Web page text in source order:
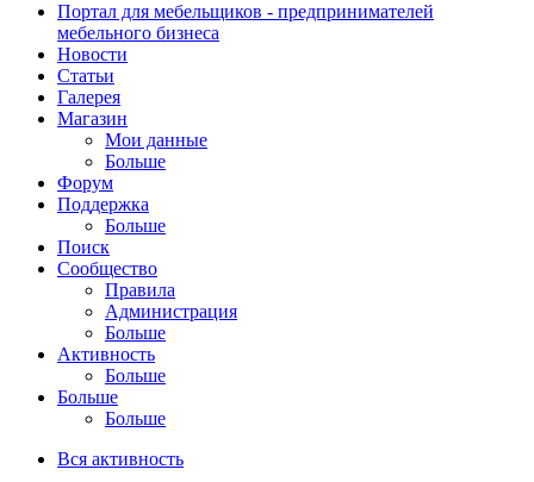
Портал для мебельщиков - предпринимателей
мебельного бизнеса
Новости
Статьи
Галерея
Магазин
Мои данные
Больше
Форум
Поддержка
Больше
Поиск
Сообщество
Правила
Администрация
Больше
Активность
Больше
Больше
Больше
Вся активность